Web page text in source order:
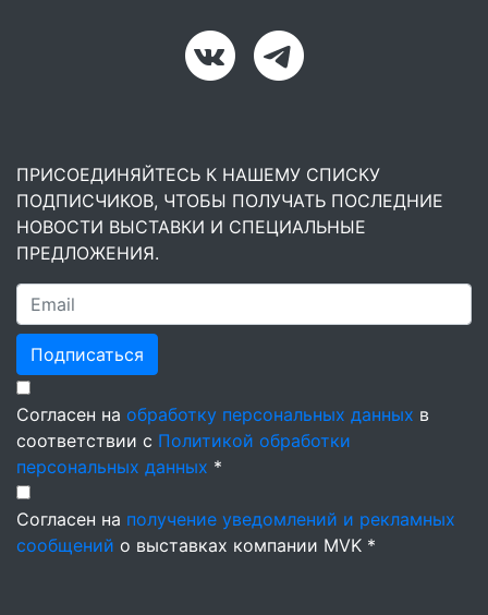
ПРИСОЕДИНЯЙТЕСЬ К НАШЕМУ СПИСКУ
ПОДПИСЧИКОВ, ЧТОБЫ ПОЛУЧАТЬ ПОСЛЕДНИЕ
НОВОСТИ ВЫСТАВКИ И СПЕЦИАЛЬНЫЕ
ПРЕДЛОЖЕНИЯ.
Подписаться
Согласен на обработку персональных данных в
соответствии с Политикой обработки
персональных данных *
Согласен на получение уведомлений и рекламных
сообщений о выставках компании MVK *